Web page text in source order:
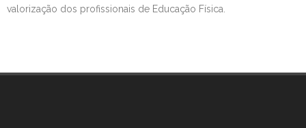
valorização dos profissionais de Educação Física.